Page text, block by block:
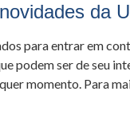
da
para entrar em
podem ser de seu
momento. Para